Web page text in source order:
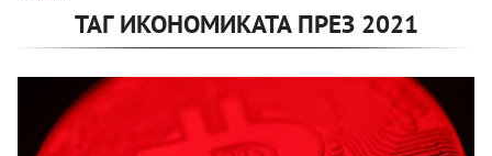
ТАГ ИКОНОМИКАТА ПРЕЗ 2021